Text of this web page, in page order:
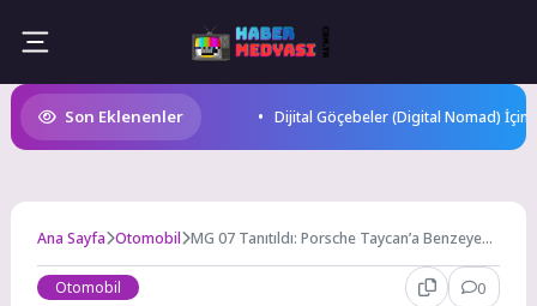
content
Son Eklenenler Dijital Göçebeler (Digital Nomad) İçin
Ana Sayfa Otomobil MG 07 Tanıtıldı: Porsche Taycan’a Benzeyen
Otomobil
0